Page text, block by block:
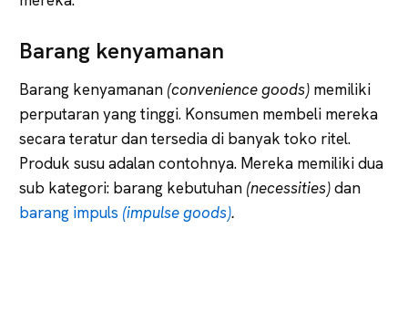
Barang kenyamanan
Barang kenyamanan (convenience goods) memiliki
perputaran yang tinggi. Konsumen membeli mereka
secara teratur dan tersedia di banyak toko ritel.
Produk susu adalan contohnya. Mereka memiliki dua
sub kategori: barang kebutuhan (necessities)dan
barang impuls (impulse goods).